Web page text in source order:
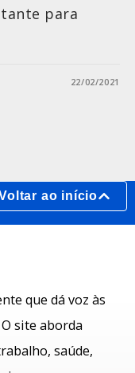
para
22/02/2021
ao início
que dá voz às
site aborda
saúde,